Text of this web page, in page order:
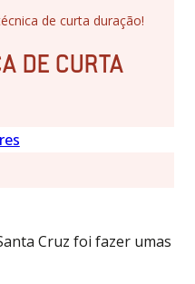
de curta duração!
DE CURTA
Cruz foi fazer umas